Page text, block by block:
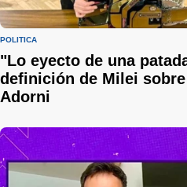
POLÍTICA
"Lo eyecto de una
definición de Milei
Adorni